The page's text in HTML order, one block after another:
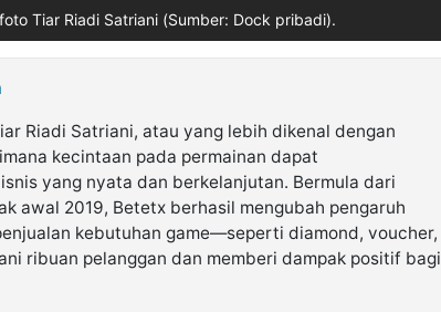
Tiar Riadi Satriani (Sumber: Dock pribadi).
Riadi Satriani, atau yang lebih dikenal dengan
kecintaan pada permainan dapat
yang nyata dan berkelanjutan. Bermula dari
awal 2019, Betetx berhasil mengubah pengaruh
kebutuhan game—seperti diamond, voucher,
ribuan pelanggan dan memberi dampak positif bagi